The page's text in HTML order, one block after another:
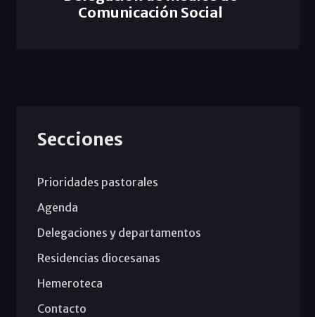
Comunicación Social
Secciones
Prioridades pastorales
Agenda
Delegaciones y departamentos
Residencias diocesanas
Hemeroteca
Contacto